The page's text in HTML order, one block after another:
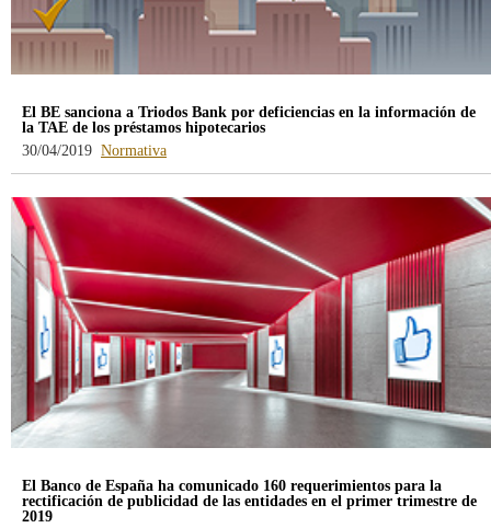
El BE sanciona a Triodos Bank por deficiencias en la información de
la TAE de los préstamos hipotecarios
30/04/2019 Normativa-
blog
/webcb/Blog/Otras/Normativa
El Banco de España ha comunicado 160 requerimientos para la
rectificación de publicidad de las entidades en el primer trimestre de
2019